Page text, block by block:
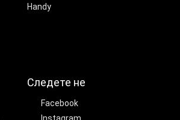
Handy
Следете не
Facebook